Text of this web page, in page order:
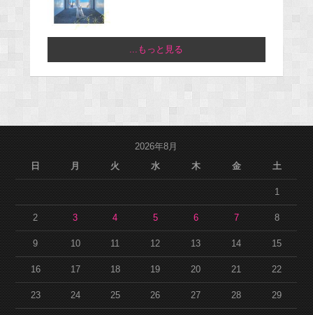
...もっと見る
2026年8月
日
月 火 水 木 金 土
1
2 3 4 5 6 7 8
9 10 11 12 13 14 15
16 17 18 19 20 21 22
23 24 25 26 27 28 29